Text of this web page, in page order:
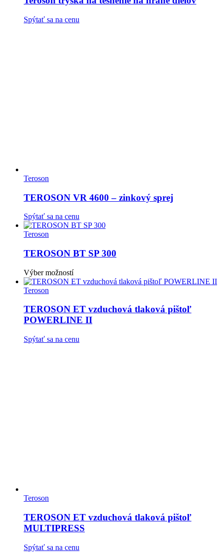
Možnosti
môžete
Spýtať sa na cenu
Teroson
TEROSON VR 4600 – zinkový sprej
Spýtať sa na cenu
Teroson
TEROSON BT SP 300
Výber možnostíTento
produkt
variantov.
Možnosti
si
vybrať
Teroson
TEROSON ET vzduchová tlaková pištoľ
POWERLINE II
Spýtať sa na cenu
Teroson
TEROSON ET vzduchová tlaková pištoľ
MULTIPRESS
Spýtať sa na cenu